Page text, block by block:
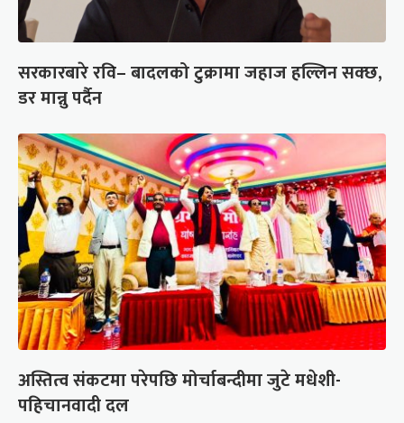
सरकारबारे रवि– बादलको टुक्रामा जहाज हल्लिन सक्छ,
डर मान्नु पर्दैन
अस्तित्व संकटमा परेपछि मोर्चाबन्दीमा जुटे मधेशी-
पहिचानवादी दल